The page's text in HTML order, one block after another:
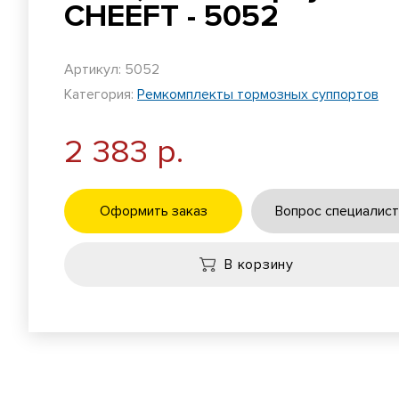
CHEEFT - 5052
Артикул: 5052
Категория: Ремкомплекты тормозных суппортов
2 383 р.
Оформить заказ Вопрос
В корзину